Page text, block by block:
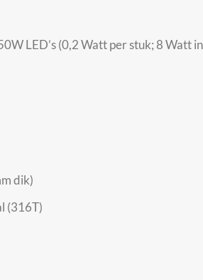
LED’s (0,2 Watt per stuk; 8 Watt
dik)
(316T)